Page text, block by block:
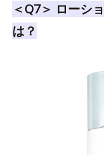
＜Q7＞ ローシ
は？